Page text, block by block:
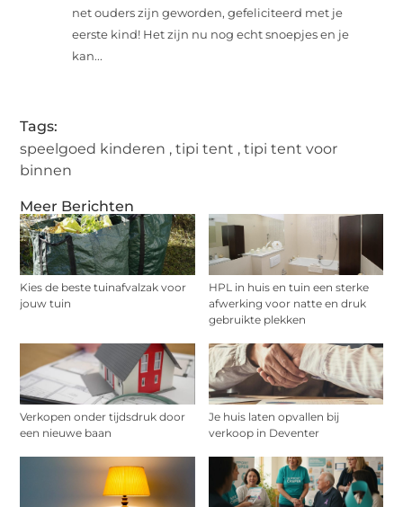
Meer Berichten
Kies de beste tuinafvalzak voor
jouw tuin
HPL in huis en tuin een sterke
afwerking voor natte en druk
gebruikte plekken
Verkopen onder tijdsdruk door
een nieuwe baan
Je huis laten opvallen bij
verkoop in Deventer
net ouders zijn geworden, gefeliciteerd met je
eerste kind! Het zijn nu nog echt snoepjes en je
kan...
Tags:
speelgoed kinderen ,tipi tent ,tipi tent voor
binnen